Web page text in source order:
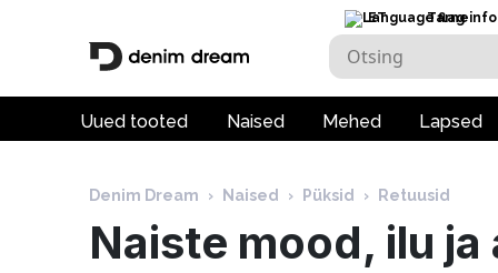
ET Tarneinfo
Uued tooted Naised Mehed Lapsed
Denim Dream › Naised › Püksid › Retuusid
Naiste mood, ilu